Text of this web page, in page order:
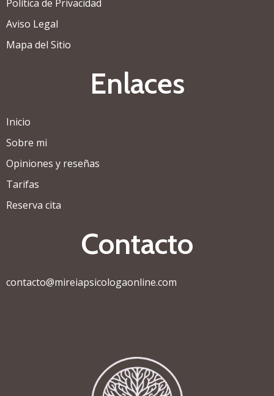
Política de Privacidad
Aviso Legal
Mapa del Sitio
Enlaces
Inicio
Sobre mi
Opiniones y reseñas
Tarifas
Reserva cita
Contacto
contacto@mireiapsicologaonline.com